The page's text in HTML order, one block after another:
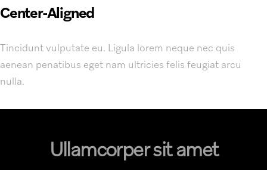
Center-Aligned
Tincidunt vulputate eu. Ligula lorem neque nec quis
aenean penatibus eget nam ultricies felis feugiat arcu
nulla.
Ullamcorper sit amet